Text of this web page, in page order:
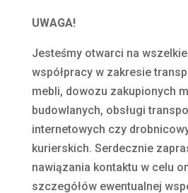
UWAGA!
Jesteśmy otwarci na
współpracy w zakresie
mebli, dowozu zakupionych
budowlanych, obsługi
internetowych czy
kurierskich. Serdecznie
nawiązania kontaktu w celu
szczegółów ewentualnej